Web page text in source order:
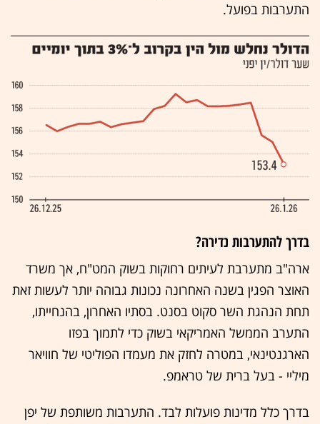
התערבות בפועל.
בדרך להתערבות נדירה?
ארה"ב מתערבת לעיתים רחוקות בשוק המט"ח, אך משרד
האוצר הפגין בשנה האחרונה נכונות גבוהה יותר לעשות זאת
תחת הנהגת השר סקוט בסנט. בסתיו האחרון, בהנחייתו,
התערב הממשל האמריקאי בשוק כדי לתמוך בפזו
הארגנטינאי, במטרה לחזק את מעמדו הפוליטי של חוויאר
מיליי - בעל ברית של טראמפ.
בדרך כלל מדינות פועלות לבד. התערבות משותפת של יפן